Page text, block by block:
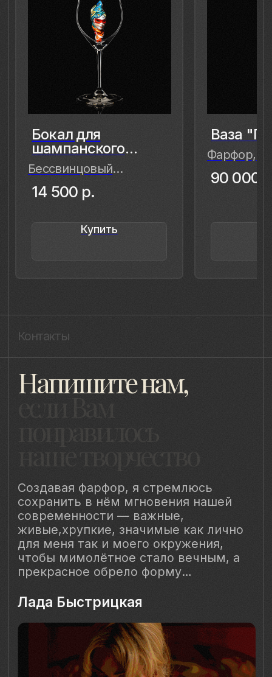
8 (981) 961-85-78
ladulja@gmail.com
ИП Быстрицкая Лада Альбертовна
ОГРНИП 318 784 700 212 401
Пользовательское соглашение
Политика конфиденциальности
Наш Сайт использует файлы cookie для Вашего
максимального удобства. Используя наш Сайт, Вы
соглашаетесь с Политикой использования cookies-файлов
выражаете свое согласие на обработку Ваших
Вашего несогласия с обработкой Ваших персональных
данных Вы можете отключить сохранение cookie в